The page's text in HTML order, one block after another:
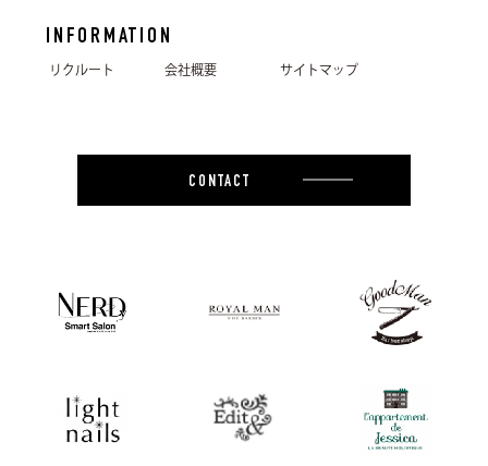
INFORMATION
リクルート 会社概要 サイトマップ
CONTACT